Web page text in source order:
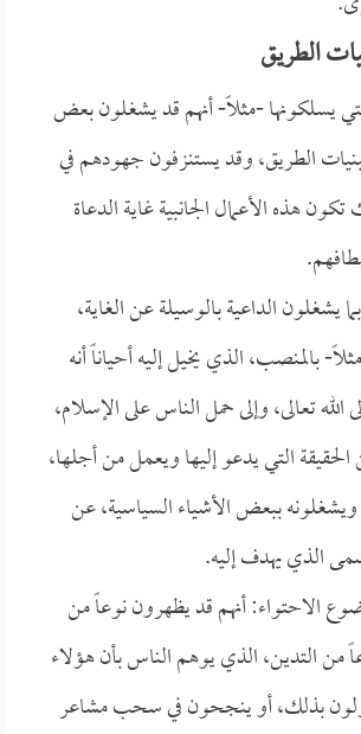
الطريق
يسلكونها -مثلاً- أنهم قد يشغلون بعض
الطريق، وقد يستنزفون جهودهم في
هذه الأعمال الجانبية غاية الدعاة
يشغلون الداعية بالوسيلة عن الغاية،
بالمنصب، الذي يخيل إليه أحياناً أنه
الله تعالى، وإلى حمل الناس على الإسلام،
التي يدعو إليها ويعمل من أجلها،
ويشغلونه ببعض الأشياء السياسية، عن
الذي يهدف إليه.
الاحتواء: أنهم قد يظهرون نوعاً من
من التدين، الذي يوهم الناس بأن هؤلاء
بذلك، أو ينجحون في سحب مشاعر